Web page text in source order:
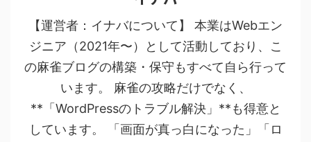
【運営者：イナバについて】 本業はWebエン
ジニア（2021年〜）として活動しており、こ
の麻雀ブログの構築・保守もすべて自ら行って
います。 麻雀の攻略だけでなく、
**「WordPressのトラブル解決」**も得意と
しています。 「画面が真っ白になった」「ロ